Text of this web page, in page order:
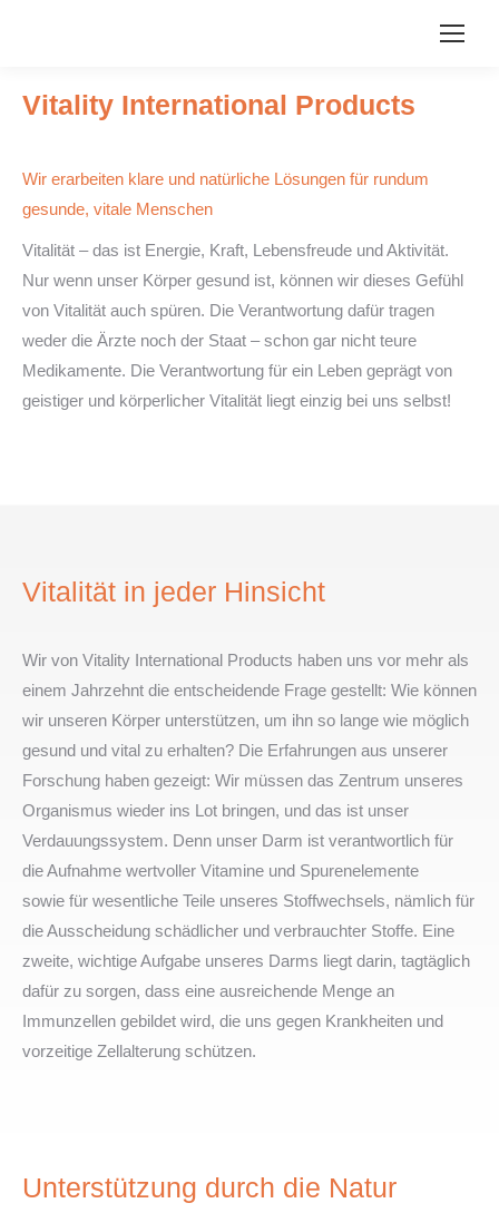
Vitality International Products
Wir erarbeiten klare und natürliche Lösungen für rundum
gesunde, vitale Menschen
Vitalität – das ist Energie, Kraft, Lebensfreude und Aktivität.
Nur wenn unser Körper gesund ist, können wir dieses Gefühl
von Vitalität auch spüren. Die Verantwortung dafür tragen
weder die Ärzte noch der Staat – schon gar nicht teure
Medikamente. Die Verantwortung für ein Leben geprägt von
geistiger und körperlicher Vitalität liegt einzig bei uns selbst!
Vitalität in jeder Hinsicht
Wir von Vitality International Products haben uns vor mehr als
einem Jahrzehnt die entscheidende Frage gestellt: Wie können
wir unseren Körper unterstützen, um ihn so lange wie möglich
gesund und vital zu erhalten? Die Erfahrungen aus unserer
Forschung haben gezeigt: Wir müssen das Zentrum unseres
Organismus wieder ins Lot bringen, und das ist unser
Verdauungssystem. Denn unser Darm ist verantwortlich für
die Aufnahme wertvoller Vitamine und Spurenelemente
sowie für wesentliche Teile unseres Stoffwechsels, nämlich für
die Ausscheidung schädlicher und verbrauchter Stoffe. Eine
zweite, wichtige Aufgabe unseres Darms liegt darin, tagtäglich
dafür zu sorgen, dass eine ausreichende Menge an
Immunzellen gebildet wird, die uns gegen Krankheiten und
vorzeitige Zellalterung schützen.
Unterstützung durch die Natur